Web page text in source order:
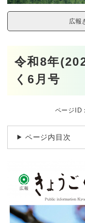
広報
文令和8年
く6月号
ページID
ページ内目次